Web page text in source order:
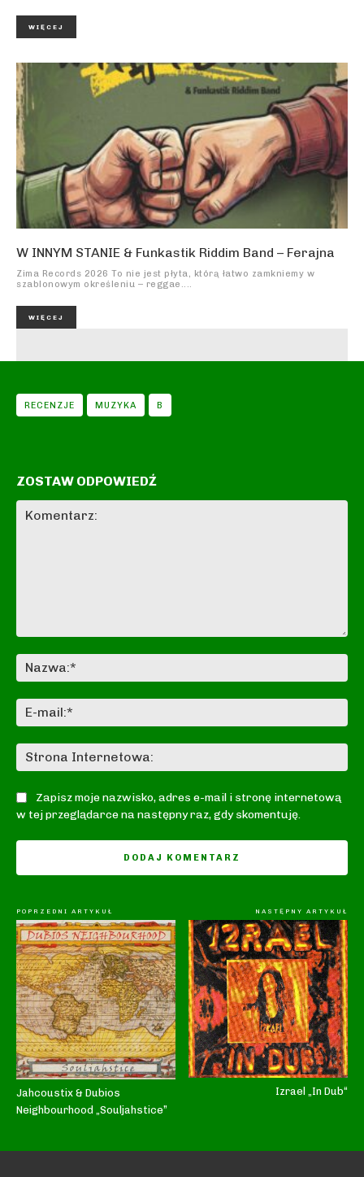
WIĘCEJ
W INNYM STANIE & Funkastik Riddim Band – Ferajna
Zima Records 2026 To nie jest płyta, którą łatwo zamkniemy w
szablonowym określeniu – reggae....
WIĘCEJ
RECENZJE MUZYKA B
ZOSTAW ODPOWIEDŹ
Zapisz moje nazwisko, adres e-mail i stronę internetową
w tej przeglądarce na następny raz, gdy skomentuję.
POPRZEDNI ARTYKUŁ
Jahcoustix & Dubios
Neighbourhood „Souljahstice”
NASTĘPNY ARTYKUŁ
Izrael „In Dub“